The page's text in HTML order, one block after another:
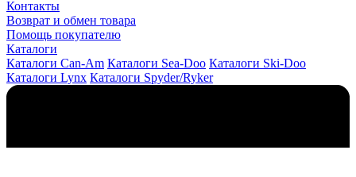
Контакты
Возврат и обмен товара
Помощь покупателю
Каталоги
Каталоги Can-Am Каталоги Sea-Doo Каталоги Ski-Doo
Каталоги Lynx Каталоги Spyder/Ryker